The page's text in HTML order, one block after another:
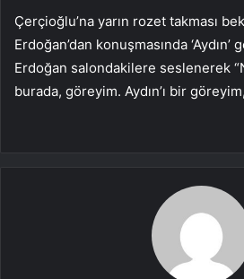
Çerçioğlu’na yarın rozet takması
Erdoğan’dan konuşmasında
Erdoğan salondakilere seslenerek
burada, göreyim. Aydın’ı bir göreyim,